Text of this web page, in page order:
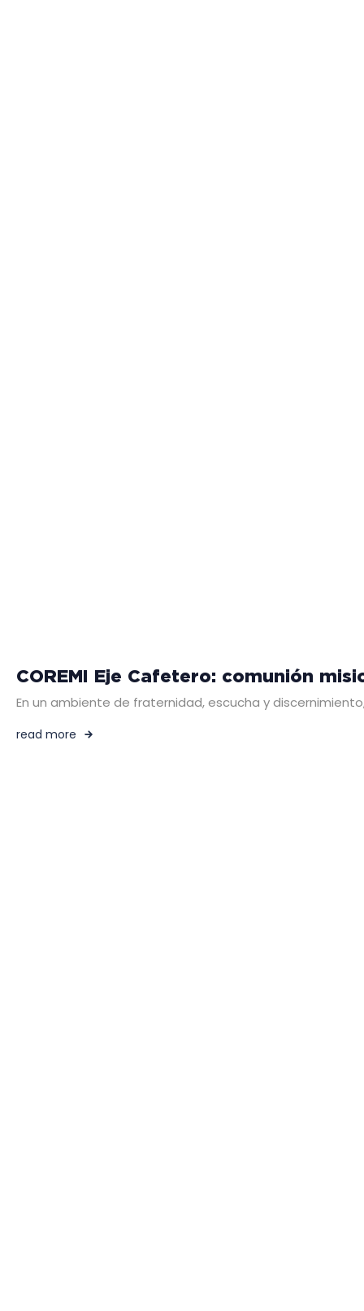
COREMI Eje Cafetero: comunión
En un ambiente de fraternidad, escucha y
read more